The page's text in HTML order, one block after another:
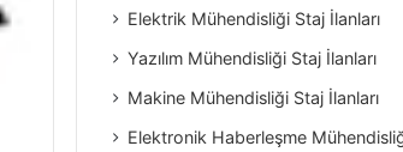
Elektrik Mühendisliği Staj İlanları
Yazılım Mühendisliği Staj İlanları
Makine Mühendisliği Staj İlanları
Elektronik Haberleşme